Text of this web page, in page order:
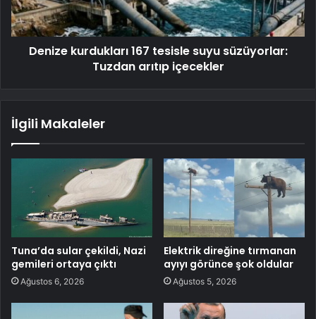
Denize kurdukları 167 tesisle suyu süzüyorlar:
Tuzdan arıtıp içecekler
İlgili Makaleler
Tuna’da sular çekildi, Nazi
gemileri ortaya çıktı
Ağustos 6, 2026
Elektrik direğine tırmanan
ayıyı görünce şok oldular
Ağustos 5, 2026